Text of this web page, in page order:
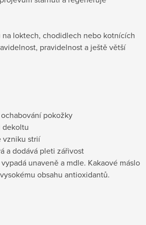
loktech, chodidlech nebo kotnících
pravidelnost a ještě větší
pokožky
dekoltu
vzniku strií
a dodává pleti zářivost
unaveně a mdle. Kakaové máslo
obsahu antioxidantů.